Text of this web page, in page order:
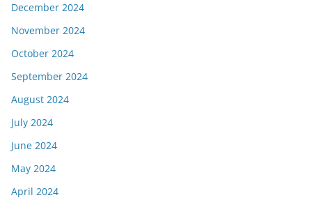
December 2024
November 2024
October 2024
September 2024
August 2024
July 2024
June 2024
May 2024
April 2024